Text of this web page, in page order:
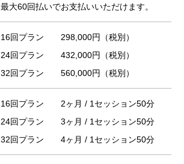
最大60回払いでお支払いいただけます。
16回プラン 298,000円（税別）
24回プラン 432,000円（税別）
32回プラン 560,000円（税別）
16回プラン 2ヶ月 / 1セッション50分
24回プラン 3ヶ月 / 1セッション50分
32回プラン 4ヶ月 / 1セッション50分